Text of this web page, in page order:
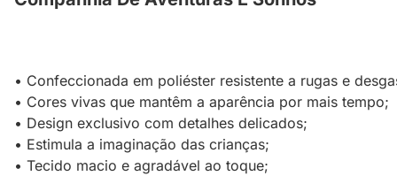
• Confeccionada em poliéster resistente a rugas e
• Cores vivas que mantêm a aparência por mais tempo;
• Design exclusivo com detalhes delicados;
• Estimula a imaginação das crianças;
• Tecido macio e agradável ao toque;